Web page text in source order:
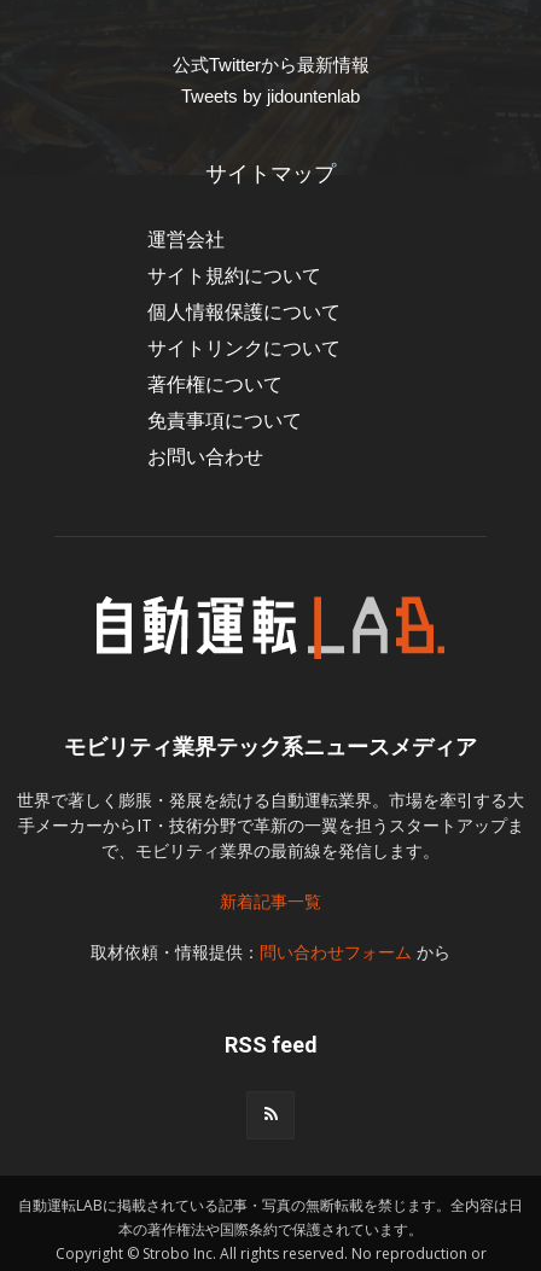
公式Twitterから最新情報
Tweets by jidountenlab
サイトマップ
運営会社
サイト規約について
個人情報保護について
サイトリンクについて
著作権について
免責事項について
お問い合わせ
モビリティ業界テック系ニュースメディア
世界で著しく膨脹・発展を続ける自動運転業界。市場を牽引する大
手メーカーからIT・技術分野で革新の一翼を担うスタートアップま
で、モビリティ業界の最前線を発信します。
新着記事一覧
取材依頼・情報提供： 問い合わせフォーム から
RSS feed
自動運転LABに掲載されている記事・写真の無断転載を禁じます。全内容は日
本の著作権法や国際条約で保護されています。
Copyright © Strobo Inc. All rights reserved. No reproduction or